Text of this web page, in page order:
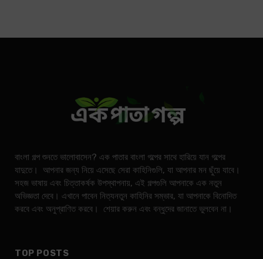
বাংলা গল্প শুনতে ভালোবাসেন? এক পাতার বাংলা গল্পের সাথে হারিয়ে যান গল্পের
যাদুতে। আপনার জন্য নিয়ে এসেছে সেরা কাহিনিগুলি, যা আপনার মন ছুঁয়ে যাবে।
সহজ ভাষায় এবং চিত্তাকর্ষক উপস্থাপনায়, এই গল্পগুলি আপনাকে এক নতুন
অভিজ্ঞতা দেবে। এখানে পাবেন নিত্যনতুন কাহিনির সম্ভার, যা আপনাকে বিনোদিত
করবে এবং অনুপ্রাণিত করবে। শেয়ার করুন এবং বন্ধুদের জানাতে ভুলবেন না।
TOP POSTS